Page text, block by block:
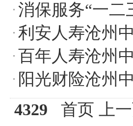
消保服务“一二
利安人寿沧州
百年人寿沧州
阳光财险沧州
4329
首页 上